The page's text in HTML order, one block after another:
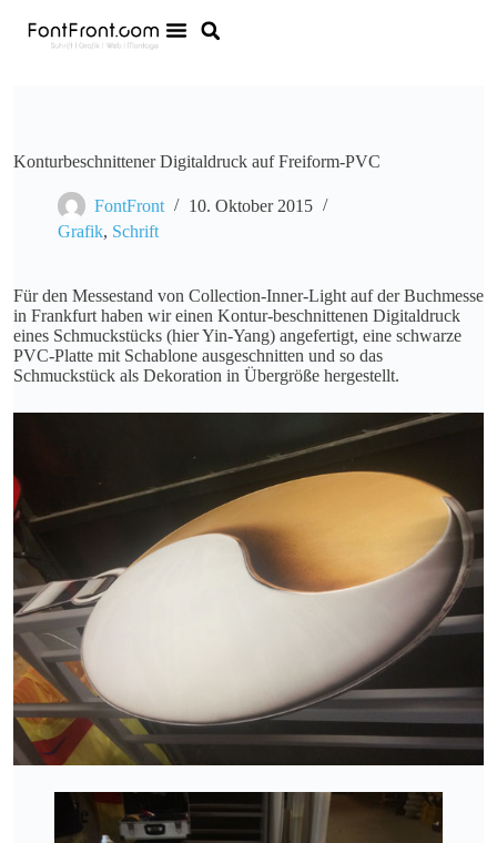
Konturbeschnittener Digitaldruck auf Freiform-PVC
FontFront
10. Oktober 2015
Grafik, Schrift
Für den Messestand von Collection-Inner-Light auf der Buchmesse
in Frankfurt haben wir einen Kontur-beschnittenen Digitaldruck
eines Schmuckstücks (hier Yin-Yang) angefertigt, eine schwarze
PVC-Platte mit Schablone ausgeschnitten und so das
Schmuckstück als Dekoration in Übergröße hergestellt.